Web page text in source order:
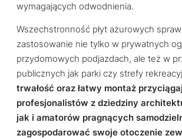
wymagających odwodnienia.
Wszechstronność płyt ażurowych
zastosowanie nie tylko w prywatnych
przydomowych podjazdach, ale też w
publicznych jak parki czy strefy
trwałość oraz łatwy montaż
profesjonalistów z dziedziny
jak i amatorów pragnących
zagospodarować swoje otoczenie